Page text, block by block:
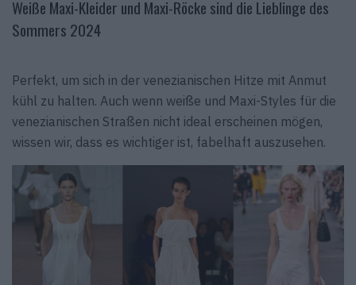
Weiße Maxi-Kleider und Maxi-Röcke sind die Lieblinge des
Sommers 2024
Perfekt, um sich in der venezianischen Hitze mit Anmut
kühl zu halten. Auch wenn weiße und Maxi-Styles für die
venezianischen Straßen nicht ideal erscheinen mögen,
wissen wir, dass es wichtiger ist, fabelhaft auszusehen.